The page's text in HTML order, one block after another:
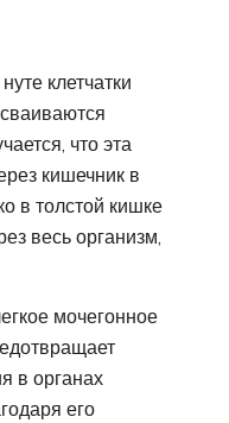
клетчатки
что эта
кишечник в
в толстой кишке
весь организм,
мочегонное
в органах
его